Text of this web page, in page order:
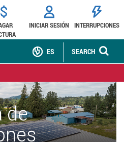
INICIAR SESIÓN INTERRUPCIONES
SEARCH
ES
de